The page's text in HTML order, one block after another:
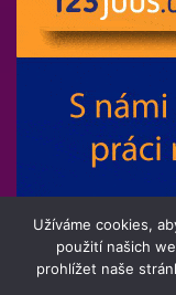
Užíváme cookies,
použití našich
prohlížet naše